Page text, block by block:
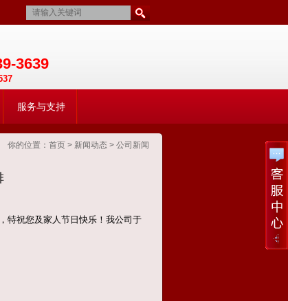
3639
服务与支持
你的位置： 首页 > 新闻动态 > 公司新闻
特祝您及家人节日快乐！我公司于